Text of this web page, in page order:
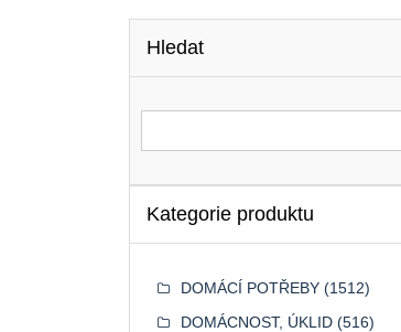
Hledat
Kategorie produktu
DOMÁCÍ POTŘEBY (1512)
DOMÁCNOST, ÚKLID (516)